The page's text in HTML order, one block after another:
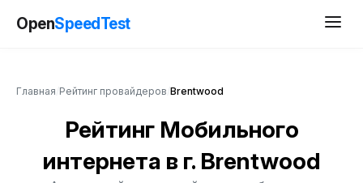
OpenSpeedTest
Главная Рейтинг провайдеров Brentwood
Рейтинг Мобильного
интернета в г. Brentwood